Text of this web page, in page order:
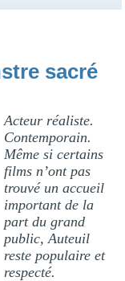
sacré
Acteur réaliste.
Contemporain.
Même si certains
films n’ont pas
trouvé un accueil
important de la
part du grand
public, Auteuil
reste populaire et
respecté.